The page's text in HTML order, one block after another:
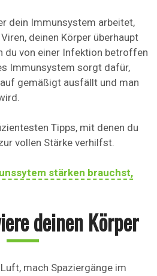
dein Immunsystem arbeitet,
deinen Körper überhaupt
du von einer Infektion betroffen
Immunsystem sorgt dafür,
gemäßigt ausfällt und man
Tipps, mit denen du
vollen Stärke verhilfst.
stärken brauchst,
deinen Körper
mach Spaziergänge im